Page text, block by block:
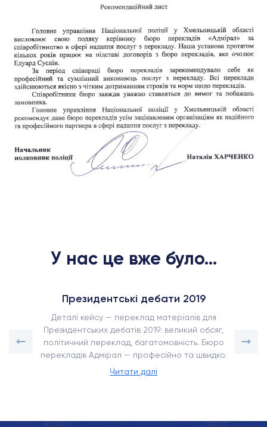
У нас це вже було...
Президентські дебати 2019
Деталі кейсу — переклад матеріалів для
Президентських дебатів 2019: великий обсяг,
політичний переклад, багатомовність. Бюро
перекладів Адмірал — професійно та швидко.
Читати далі